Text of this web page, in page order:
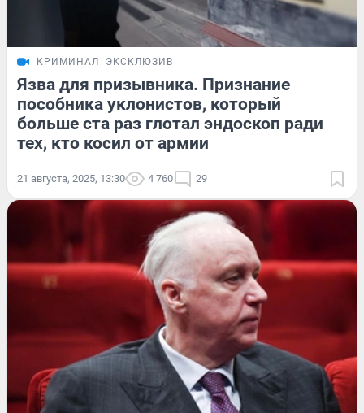
КРИМИНАЛ ЭКСКЛЮЗИВ
Язва для призывника. Признание
пособника уклонистов, который
больше ста раз глотал эндоскоп ради
тех, кто косил от армии
21 августа, 2025, 13:30 4 760 29